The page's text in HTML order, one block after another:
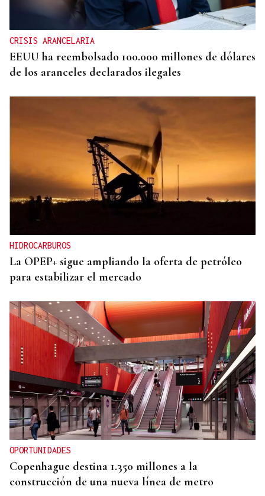
CRISIS ARANCELARIA
EEUU ha reembolsado 100.000 millones de dólares
de los aranceles declarados ilegales
HIDROCARBUROS
La OPEP+ sigue ampliando la oferta de petróleo
para estabilizar el mercado
OPORTUNIDADES
Copenhague destina 1.350 millones a la
construcción de una nueva línea de metro